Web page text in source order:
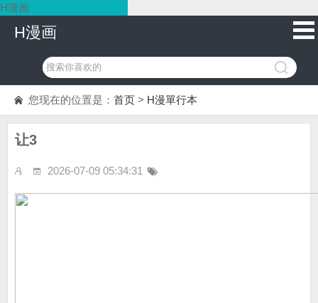
H漫画
H漫画
您现在的位置是： 首页 > H漫單行本
让3
2026-07-09 05:34:31